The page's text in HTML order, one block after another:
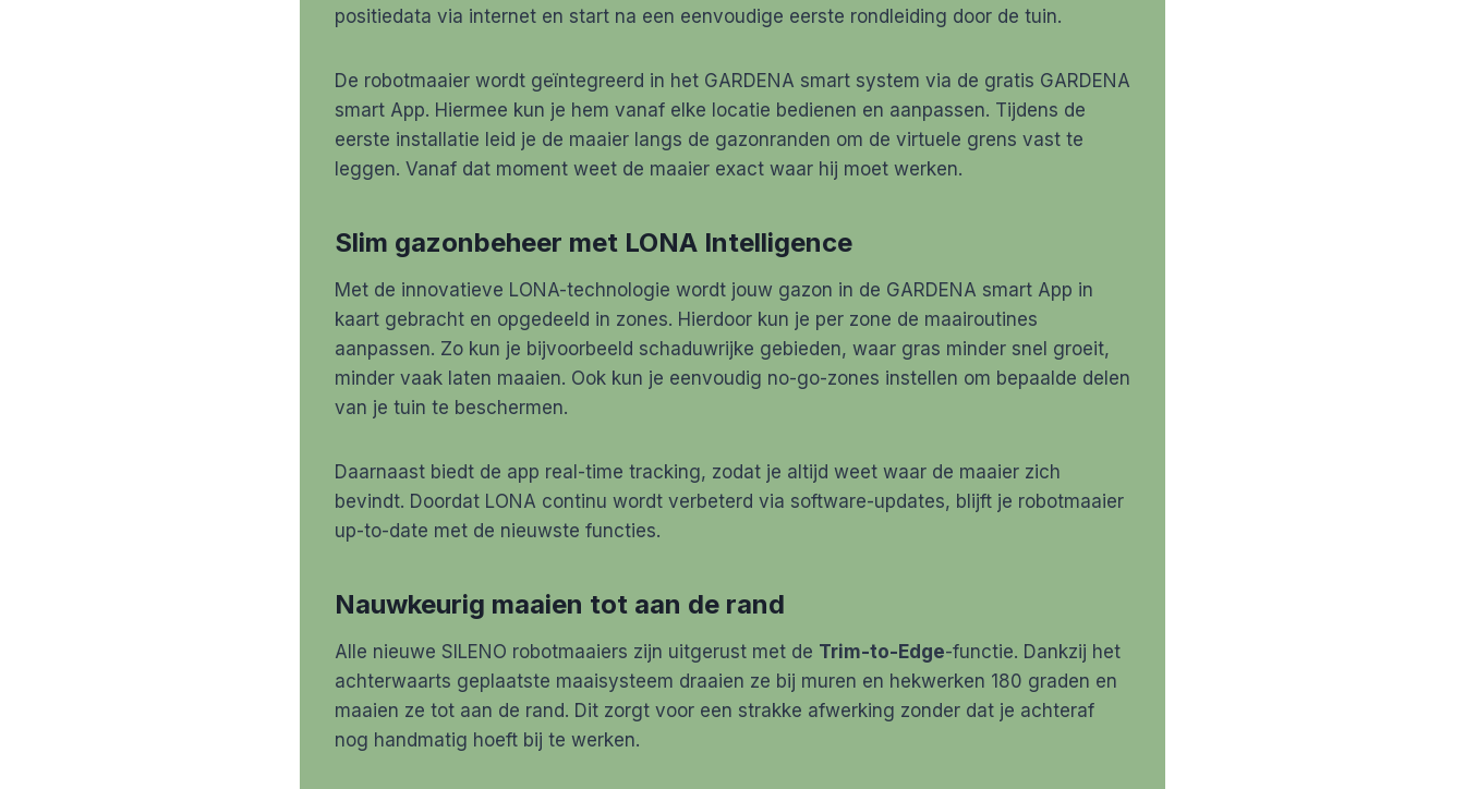
positiedata via internet en start na een eenvoudige eerste rondleiding door de tuin.
De robotmaaier wordt geïntegreerd in het GARDENA smart system via de gratis GARDENA
smart App. Hiermee kun je hem vanaf elke locatie bedienen en aanpassen. Tijdens de
eerste installatie leid je de maaier langs de gazonranden om de virtuele grens vast te
leggen. Vanaf dat moment weet de maaier exact waar hij moet werken.
Slim gazonbeheer met LONA Intelligence
Met de innovatieve LONA-technologie wordt jouw gazon in de GARDENA smart App in
kaart gebracht en opgedeeld in zones. Hierdoor kun je per zone de maairoutines
aanpassen. Zo kun je bijvoorbeeld schaduwrijke gebieden, waar gras minder snel groeit,
minder vaak laten maaien. Ook kun je eenvoudig no-go-zones instellen om bepaalde delen
van je tuin te beschermen.
Daarnaast biedt de app real-time tracking, zodat je altijd weet waar de maaier zich
bevindt. Doordat LONA continu wordt verbeterd via software-updates, blijft je robotmaaier
up-to-date met de nieuwste functies.
Nauwkeurig maaien tot aan de rand
Alle nieuwe SILENO robotmaaiers zijn uitgerust met de Trim-to-Edge-functie. Dankzij het
achterwaarts geplaatste maaisysteem draaien ze bij muren en hekwerken 180 graden en
maaien ze tot aan de rand. Dit zorgt voor een strakke afwerking zonder dat je achteraf
nog handmatig hoeft bij te werken.